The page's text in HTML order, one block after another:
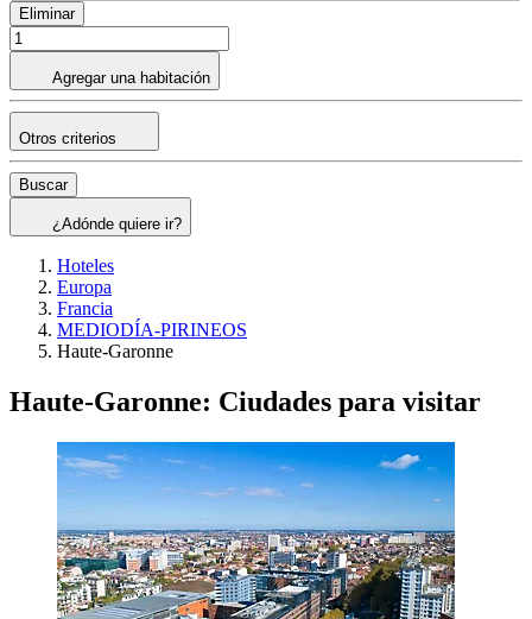
Eliminar
Agregar una habitación
Otros criterios
Buscar
¿Adónde quiere ir?
Hoteles
Europa
Francia
MEDIODÍA-PIRINEOS
Haute-Garonne
Haute-Garonne: Ciudades para visitar